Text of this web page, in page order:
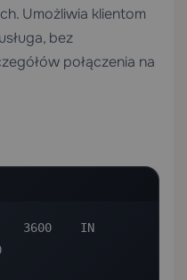
Umożliwia klientom
bez
połączenia na
3600    IN